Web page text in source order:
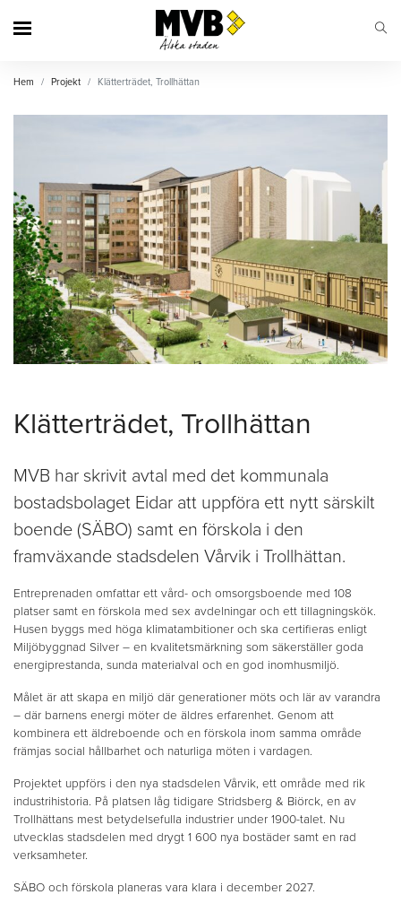
Hem Projekt Klätterträdet, Trollhättan
Klätterträdet, Trollhättan
MVB har skrivit avtal med det kommunala
bostadsbolaget Eidar att uppföra ett nytt särskilt
boende (SÄBO) samt en förskola i den
framväxande stadsdelen Vårvik i Trollhättan.
Entreprenaden omfattar ett vård- och omsorgsboende med 108
platser samt en förskola med sex avdelningar och ett tillagningskök.
Husen byggs med höga klimatambitioner och ska certifieras enligt
Miljöbyggnad Silver – en kvalitetsmärkning som säkerställer goda
energiprestanda, sunda materialval och en god inomhusmiljö.
Målet är att skapa en miljö där generationer möts och lär av varandra
– där barnens energi möter de äldres erfarenhet. Genom att
kombinera ett äldreboende och en förskola inom samma område
främjas social hållbarhet och naturliga möten i vardagen.
Projektet uppförs i den nya stadsdelen Vårvik, ett område med rik
industrihistoria. På platsen låg tidigare Stridsberg & Biörck, en av
Trollhättans mest betydelsefulla industrier under 1900-talet. Nu
utvecklas stadsdelen med drygt 1 600 nya bostäder samt en rad
verksamheter.
SÄBO och förskola planeras vara klara i december 2027.